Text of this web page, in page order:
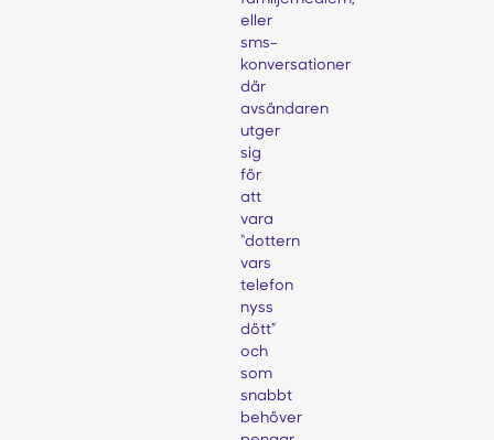
eller
sms-
konversationer
där
avsändaren
utger
sig
för
att
vara
“dottern
vars
telefon
nyss
dött”
och
som
snabbt
behöver